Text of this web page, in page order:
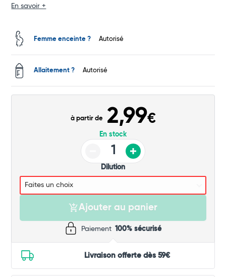
Total
En savoir +
Femme enceinte ? Autorisé
Allaitement ? Autorisé
à partir de 2,99€
En stock
Dilution
Ajouter au panier
Paiement 100% sécurisé
Livraison offerte dès 59€